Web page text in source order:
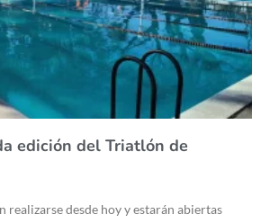
edición del Triatlón de
realizarse desde hoy y estarán abiertas